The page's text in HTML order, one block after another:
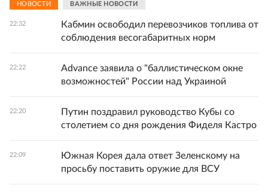
НОВОСТИ ВАЖНЫЕ НОВОСТИ
22:32
Кабмин освободил перевозчиков топлива от
соблюдения весогабаритных норм
22:22
Advance заявила о "баллистическом окне
возможностей" России над Украиной
22:20
Путин поздравил руководство Кубы со
столетием со дня рождения Фиделя Кастро
22:09
Южная Корея дала ответ Зеленскому на
просьбу поставить оружие для ВСУ